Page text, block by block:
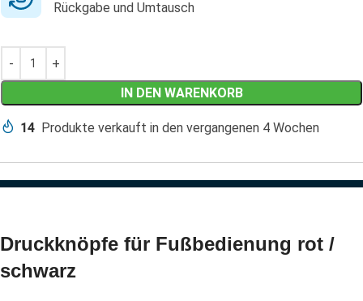
Rückgabe und Umtausch
IN DEN WARENKORB
14 Produkte verkauft in den vergangenen 4 Wochen
Druckknöpfe für Fußbedienung rot /
schwarz